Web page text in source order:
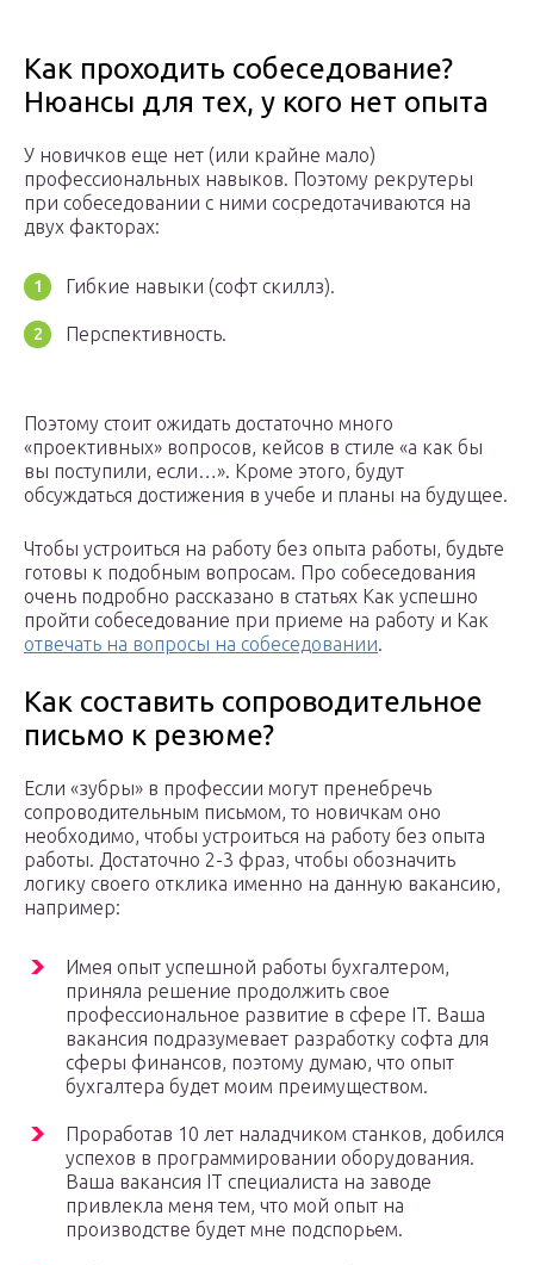
Как проходить собеседование?
Нюансы для тех, у кого нет опыта
У новичков еще нет (или крайне мало)
профессиональных навыков. Поэтому рекрутеры
при собеседовании с ними сосредотачиваются на
двух факторах:
Гибкие навыки (софт скиллз).
Перспективность.
Поэтому стоит ожидать достаточно много
«проективных» вопросов, кейсов в стиле «а как бы
вы поступили, если…». Кроме этого, будут
обсуждаться достижения в учебе и планы на будущее.
Чтобы устроиться на работу без опыта работы, будьте
готовы к подобным вопросам. Про собеседования
очень подробно рассказано в статьях Как успешно
пройти собеседование при приеме на работу и Как
отвечать на вопросы на собеседовании.
Как составить сопроводительное
письмо к резюме?
Если «зубры» в профессии могут пренебречь
сопроводительным письмом, то новичкам оно
необходимо, чтобы устроиться на работу без опыта
работы. Достаточно 2-3 фраз, чтобы обозначить
логику своего отклика именно на данную вакансию,
например:
Имея опыт успешной работы бухгалтером,
приняла решение продолжить свое
профессиональное развитие в сфере IT. Ваша
вакансия подразумевает разработку софта для
сферы финансов, поэтому думаю, что опыт
бухгалтера будет моим преимуществом.
Проработав 10 лет наладчиком станков, добился
успехов в программировании оборудования.
Ваша вакансия IT специалиста на заводе
привлекла меня тем, что мой опыт на
производстве будет мне подспорьем.